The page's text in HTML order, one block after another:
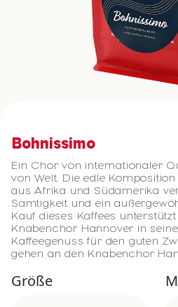
Bohnissimo
Ein Chor von internationaler
von Welt. Die edle
aus Afrika und Südamerika
Samtigkeit und ein
Kauf dieses Kaffees
Knabenchor Hannover in
Kaffeegenuss für den guten
gehen an den Knabenchor
Größe